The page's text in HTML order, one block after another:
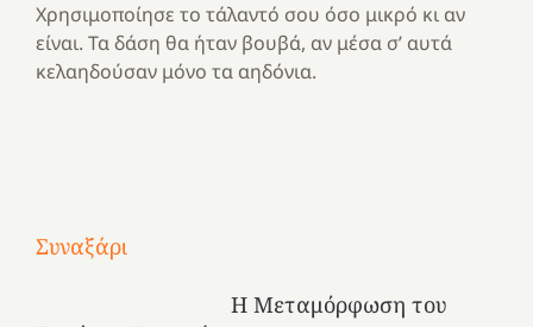
Χρησιμοποίησε το τάλαντό σου όσο μικρό κι αν
είναι. Τα δάση θα ήταν βουβά, αν μέσα σ’ αυτά
κελαηδούσαν μόνο τα αηδόνια.
Συναξάρι
Η Μεταμόρφωση του
Μια
και
Κατασκηνωτικές